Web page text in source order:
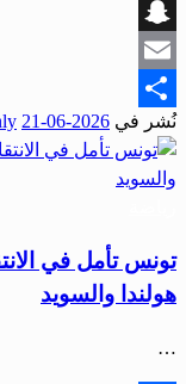
Viber
Snapchat
Email
Share
نُشر في 2026-06-21
تونس تأمل في
هولندا والسويد
…